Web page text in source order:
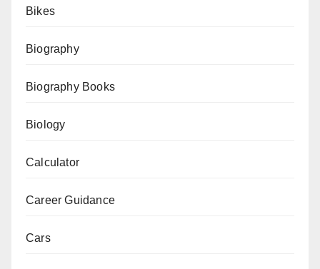
Bikes
Biography
Biography Books
Biology
Calculator
Career Guidance
Cars